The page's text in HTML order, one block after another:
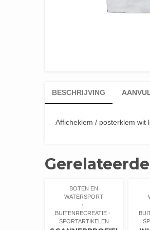
BESCHRIJVING
Afficheklem / posterklem wit
BOTEN EN
WATERSPORT
BUITENRECREATIE
SPORTARTIKELEN